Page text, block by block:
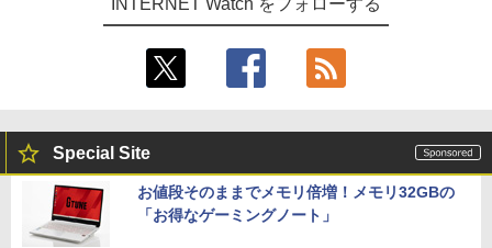
INTERNET Watch をフォローする
Special Site
お値段そのままでメモリ倍増！メモリ32GBの
「お得なゲーミングノート」